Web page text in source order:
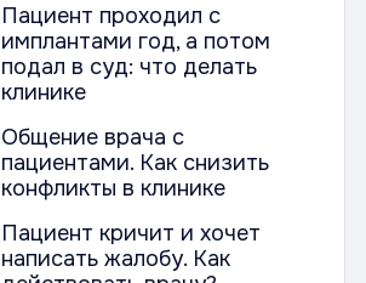
Пациент проходил с
имплантами год, а потом
подал в суд: что делать
клинике
Общение врача с
пациентами. Как снизить
конфликты в клинике
Пациент кричит и хочет
написать жалобу. Как